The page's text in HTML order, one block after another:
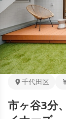
千代田区
市ヶ谷3分